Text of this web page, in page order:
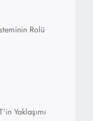
Rolü
Yaklaşımı